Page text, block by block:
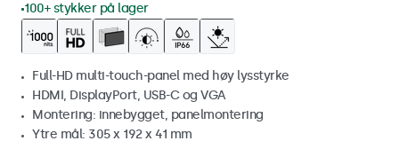
100+ stykker på lager
Full-HD multi-touch-panel med høy lysstyrke
HDMI, DisplayPort, USB-C og VGA
Montering: innebygget, panelmontering
Ytre mål: 305 x 192 x 41 mm